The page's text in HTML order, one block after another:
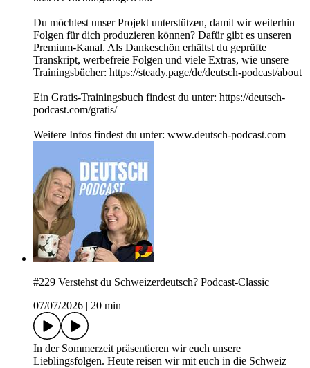
Du möchtest unser Projekt unterstützen, damit wir weiterhin
Folgen für dich produzieren können? Dafür gibt es unseren
Premium-Kanal. Als Dankeschön erhältst du geprüfte
Transkript, werbefreie Folgen und viele Extras, wie unsere
Trainingsbücher: https://steady.page/de/deutsch-podcast/about
Ein Gratis-Trainingsbuch findest du unter: https://deutsch-
podcast.com/gratis/
Weitere Infos findest du unter: www.deutsch-podcast.com
#229 Verstehst du Schweizerdeutsch? Podcast-Classic
07/07/2026
20 min
In der Sommerzeit präsentieren wir euch unsere
Lieblingsfolgen. Heute reisen wir mit euch in die Schweiz